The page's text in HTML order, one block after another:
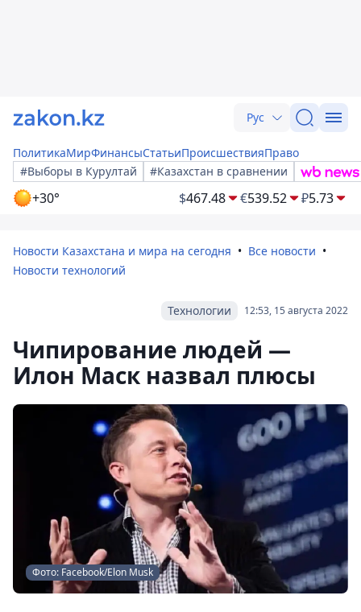
Рус
ПолитикаМирФинансыСтатьиПроисшествияПраво
#Выборы в Курултай
#Казахстан в сравнении
+30° $467.48 €539.52 ₽5.73
Новости Казахстана и мира на сегодня
Все новости
Новости технологий
12:53, 15 августа 2022
Технологии
Чипирование людей —
Илон Маск назвал плюсы
Фото: Facebook/Elon Musk